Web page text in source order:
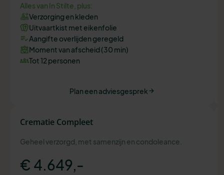
Alles van In Stilte, plus:
Verzorging en kleden
Uitvaartkist met eikenfolie
Aangifte overlijden geregeld
Moment van afscheid (30 min)
Tot 12 personen
Plan een adviesgesprek
Crematie Compleet
Geheel verzorgd, met samenzijn en condoleance.
€ 4.649,-